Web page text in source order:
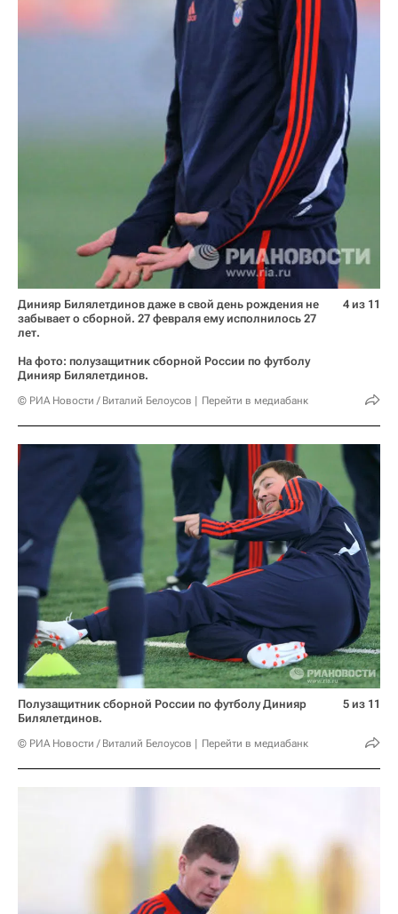
Динияр Билялетдинов даже в свой день рождения не
забывает о сборной. 27 февраля ему исполнилось 27
лет.
На фото: полузащитник сборной России по футболу
Динияр Билялетдинов.
© РИА Новости / Виталий Белоусов Перейти в медиабанк
4 из 11
Полузащитник сборной России по футболу Динияр
Билялетдинов.
© РИА Новости / Виталий Белоусов Перейти в медиабанк
5 из 11